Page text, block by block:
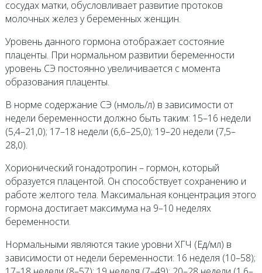
сосудах матки, обусловливает развитие протоков
молочных желез у беременных женщин.
Уровень данного гормона отображает состояние
плаценты. При нормальном развитии беременности
уровень СЭ постоянно увеличивается с момента
образования плаценты.
В норме содержание СЭ (нмоль/л) в зависимости от
недели беременности должно быть таким: 15–16 недели
(5,4–21,0); 17–18 недели (6,6–25,0); 19–20 недели (7,5–
28,0).
Хорионический гонадотропин – гормон, который
образуется плацентой. Он способствует сохранению и
работе желтого тела. Максимальная концентрация этого
гормона достигает максимума на 9–10 неделях
беременности.
Нормальными являются такие уровни ХГЧ (Ед/мл) в
зависимости от недели беременности: 16 неделя (10–58);